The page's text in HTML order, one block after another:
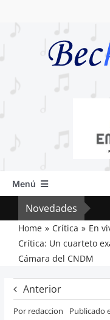
Menú
Inicio
Actual
Artículos
Previos de ópera
Entrevistas
Novedades
Home Crítica
En
Crítica: Un cuarteto
Cámara del CNDM
Anterior
Por redaccion Publicado